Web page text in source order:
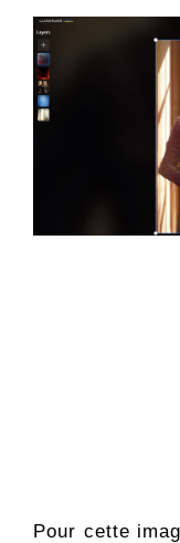
Pour cette